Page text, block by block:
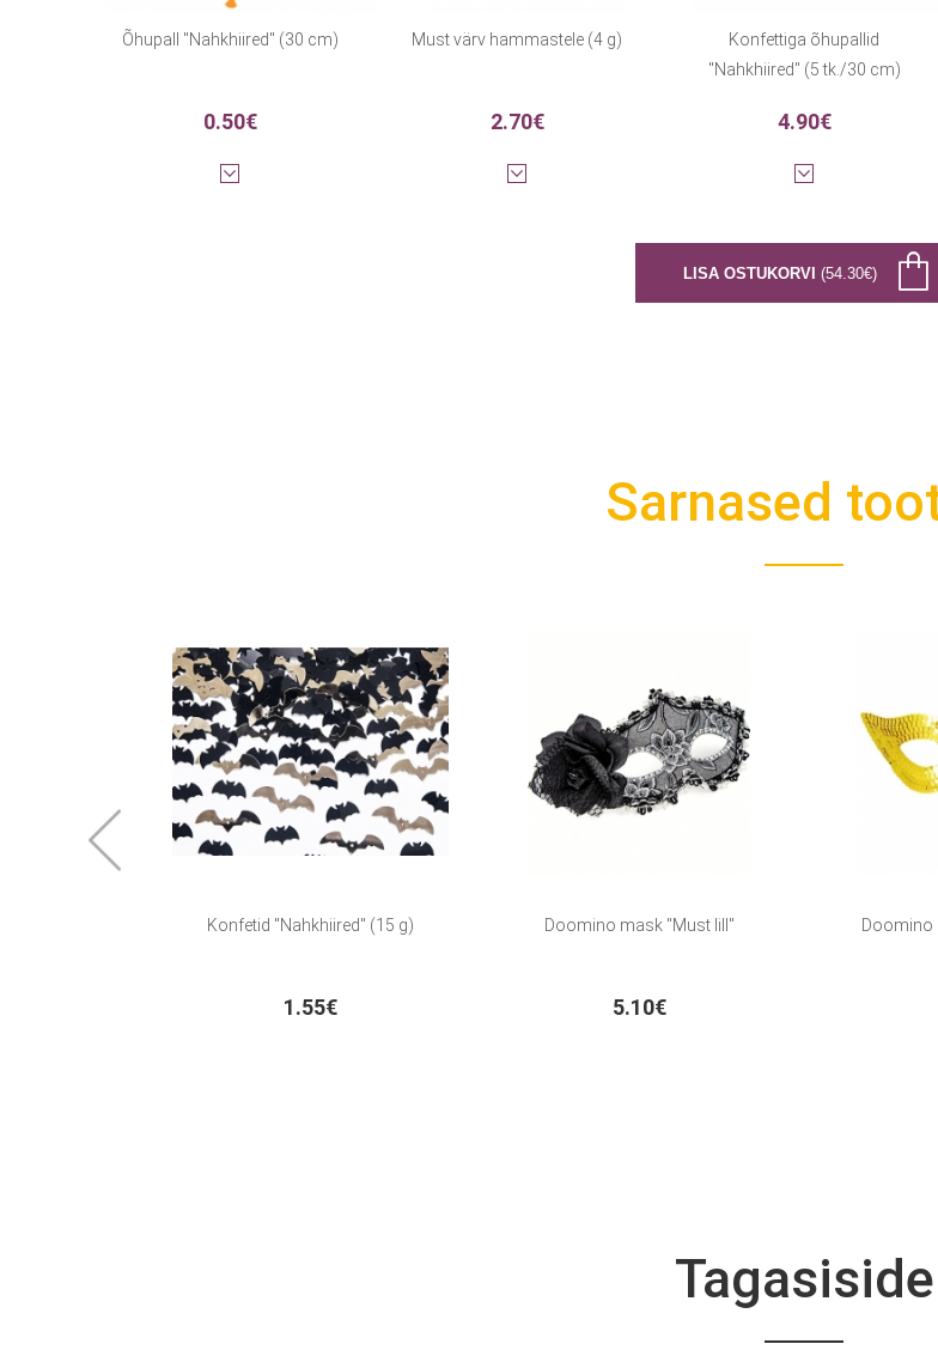
Õhupall "Nahkhiired" (30 cm)
0.50€
Must värv hammastele (4 g)
2.70€
Konfettiga õhupallid
"Nahkhiired" (5 tk./30 cm)
4.90€
LISA OSTUKORVI (54.30€)
Sarnased
Konfetid "Nahkhiired" (15 g)
1.55€
Doomino mask "Must lill"
5.10€
Doomino
Tagasiside